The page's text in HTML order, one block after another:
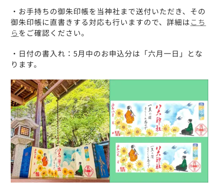
・お手持ちの御朱印帳を当神社まで送付いただき、その
御朱印帳に直書きする対応も行いますので、詳細はこち
らをご確認ください。
・日付の書入れ：5月中のお申込分は「六月一日」とな
ります。